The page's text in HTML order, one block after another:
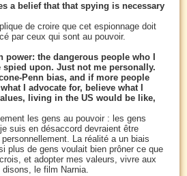
a belief that that spying is necessary
de croire que cet espionnage doit
par ceux qui sont au pouvoir.
the dangerous people who I
upon. Just not me personally.
Penn bias, and if more people
I advocate for, believe what I
living in the US would be like,
les gens au pouvoir : les gens
suis en désaccord devraient être
La réalité a un biais
plus de gens voulait bien prôner ce que
et adopter mes valeurs, vivre aux
le film Narnia.